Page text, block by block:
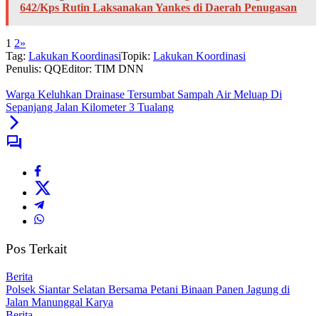
642/Kps Rutin Laksanakan Yankes di Daerah Penugasan
1 2»
Tag: Lakukan KoordinasiTopik: Lakukan Koordinasi
Penulis: QQEditor: TIM DNN
Warga Keluhkan Drainase Tersumbat Sampah Air Meluap Di
Sepanjang Jalan Kilometer 3 Tualang
Pos Terkait
Berita
Polsek Siantar Selatan Bersama Petani Binaan Panen Jagung di
Jalan Manunggal Karya